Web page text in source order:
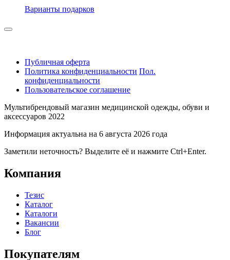
Варианты подарков
Публичная оферта
Политика конфиденциальности Пол.
конфиденциальности
Пользовательское соглашение
Мультибрендовый магазин медицинской одежды, обуви и
аксессуаров 2022
Информация актуальна на 6 августа 2026 года
Заметили неточность? Выделите её и нажмите Ctrl+Enter.
Компания
Тезис
Каталог
Каталоги
Вакансии
Блог
Покупателям